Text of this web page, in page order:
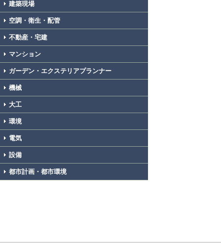
建築現場
空調・衛生・配管
不動産・宅建
マンション
ガーデン・エクステリアプランナー
機械
大工
環境
電気
設備
都市計画・都市環境